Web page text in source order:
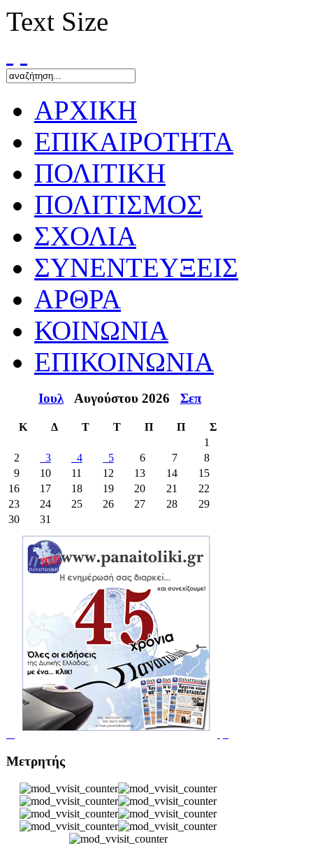
Text Size
ΑΡΧΙΚΗ
ΕΠΙΚΑΙΡΟΤΗΤΑ
ΠΟΛΙΤΙΚΗ
ΠΟΛΙΤΙΣΜΟΣ
ΣΧΟΛΙΑ
ΣΥΝΕΝΤΕΥΞΕΙΣ
ΑΡΘΡΑ
ΚΟΙΝΩΝΙΑ
ΕΠΙΚΟΙΝΩΝΙΑ
Ιουλ Αυγούστου 2026 Σεπ
Κ Δ Τ Τ Π Π
Σ
1
2
3 4 5 6 7
8
9
10 11 12 13 14
15
16
17 18 19 20 21
22
23
24 25 26 27 28
29
30
31
Μετρητής